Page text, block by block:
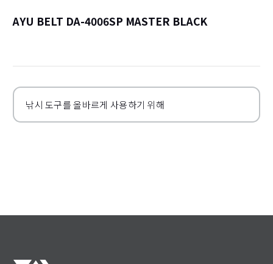
AYU BELT DA-4006SP MASTER BLACK
낚시 도구를 올바르게 사용하기 위해